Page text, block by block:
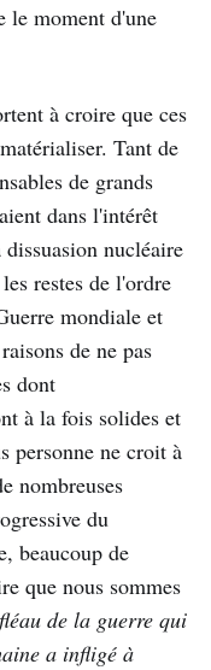
le moment d'une
à croire que ces
Tant de
de grands
dans l'intérêt
nucléaire
restes de l'ordre
mondiale et
de ne pas
dont
à la fois solides et
personne ne croit à
nombreuses
du
beaucoup de
que nous sommes
de la guerre qui
a infligé à